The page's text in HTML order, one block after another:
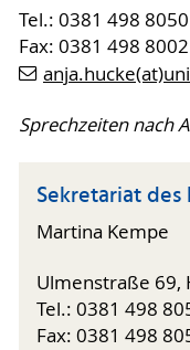
Tel.: 0381 498 8050
Fax: 0381 498 8002
Sprechzeiten nach
Sekretariat des
Martina Kempe
Ulmenstraße 69,
Tel.: 0381 498
Fax: 0381 498